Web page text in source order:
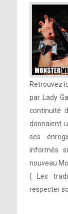
Retrouvez
par Lady
continuité
donnaient
ses
informés
nouveau
( Les
respecter